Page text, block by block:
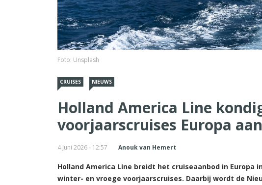
Foto: Unsplash
CRUISES NIEUWS
Holland America Line
voorjaarscruises Europa aan
4 juni 2026 - 12:57 Anouk van Hemert
Holland America Line breidt het cruiseaanbod in Europa
winter- en vroege voorjaarscruises. Daarbij wordt de